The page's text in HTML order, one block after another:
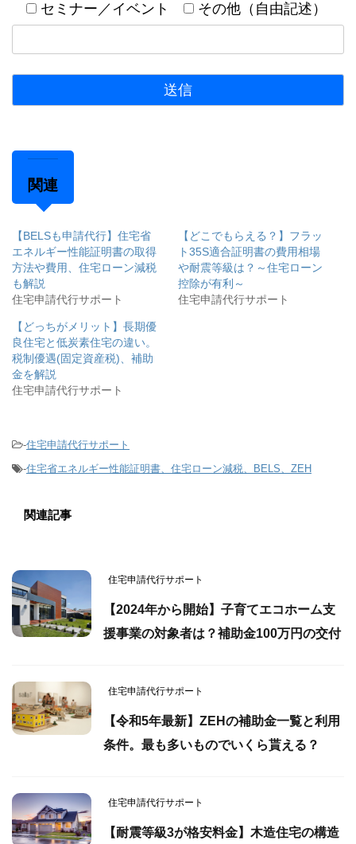
セミナー／イベント
その他（自由記述）
関連
【BELSも申請代行】住宅省
エネルギー性能証明書の取得
方法や費用、住宅ローン減税
も解説
住宅申請代行サポート
【どこでもらえる？】フラッ
ト35S適合証明書の費用相場
や耐震等級は？～住宅ローン
控除が有利～
住宅申請代行サポート
【どっちがメリット】長期優
良住宅と低炭素住宅の違い。
税制優遇(固定資産税)、補助
金を解説
住宅申請代行サポート
-住宅申請代行サポート
-住宅省エネルギー性能証明書、住宅ローン減税、BELS、ZEH
関連記事
住宅申請代行サポート
【2024年から開始】子育てエコホーム支
援事業の対象者は？補助金100万円の交付
住宅申請代行サポート
【令和5年最新】ZEHの補助金一覧と利用
条件。最も多いものでいくら貰える？
住宅申請代行サポート
【耐震等級3が格安料金】木造住宅の構造